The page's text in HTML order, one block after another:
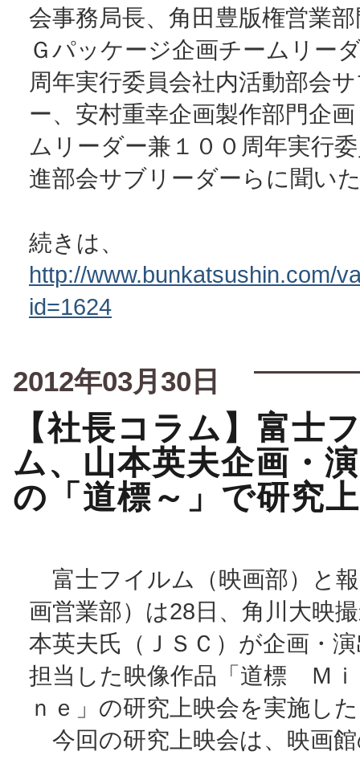
会事務局長、角田豊版権営業
Ｇパッケージ企画チームリー
周年実行委員会社内活動部会
ー、安村重幸企画製作部門企
ムリーダー兼１００周年実行
進部会サブリーダーらに聞い
続きは、
http://www.bunkatsushin.com/
id=1624
2012年03月30日
【社長コラム】富士
ム、山本英夫企画・
の「道標～」で研究
富士フイルム（映画部）と
画営業部）は28日、角川大映
本英夫氏（ＪＳＣ）が企画・
担当した映像作品「道標 Ｍｉ
ｎｅ」の研究上映会を実施し
今回の研究上映会は、映画館